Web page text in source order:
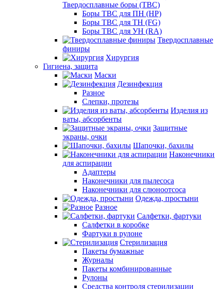
Твердосплавные боры (ТВС)
Боры ТВС для ПН (HP)
Боры ТВС для ТН (FG)
Боры ТВС для УН (RA)
Твердосплавные
финиры
Хирургия
Гигиена, защита
Маски
Дезинфекция
Разное
Слепки, протезы
Изделия из
ваты, абсорбенты
Защитные
экраны, очки
Шапочки, бахилы
Наконечники
для аспирации
Адаптеры
Наконечники для пылесоса
Наконечники для слюноотсоса
Одежда, простыни
Разное
Салфетки, фартуки
Салфетки в коробке
Фартуки в рулоне
Стерилизация
Пакеты бумажные
Журналы
Пакеты комбинированные
Рулоны
Средства контроля стерилизации